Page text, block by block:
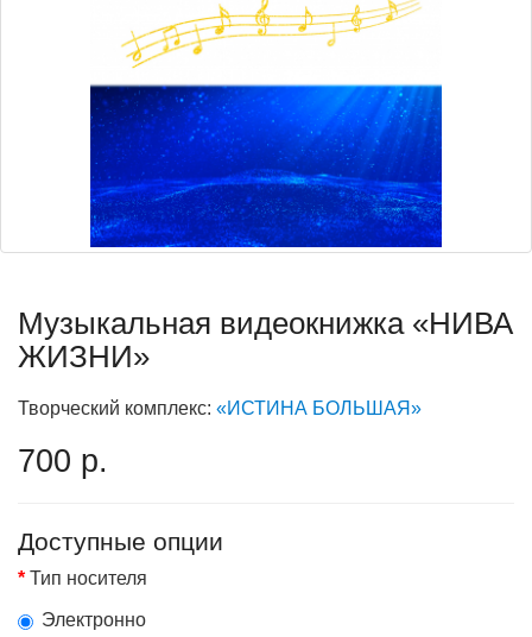
Музыкальная видеокнижка «НИВА
ЖИЗНИ»
Творческий комплекс: «ИСТИНА БОЛЬШАЯ»
700 р.
Доступные опции
Тип носителя
Электронно